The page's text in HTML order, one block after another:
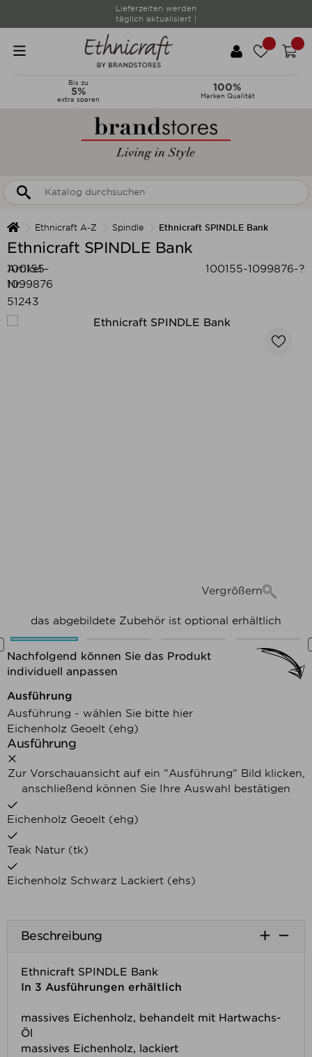
Lieferzeiten werden
täglich aktualisiert |
Bis zu
5%
extra sparen
100%
Marken Qualität
Ethnicraft A-Z Spindle Ethnicraft SPINDLE Bank
Ethnicraft SPINDLE Bank
Artikel-
Nr.:
51243
100155-
1099876
100155-1099876-?
Vergrößern
das abgebildete Zubehör ist optional erhältlich
Nachfolgend können Sie das Produkt
individuell anpassen
Nachfolgend können Sie das
Ausführung
Ausführung - wählen Sie bitte hier
Eichenholz Geoelt (ehg)
Ausführung
Zur Vorschauansicht auf ein "Ausführung" Bild klicken,
anschließend können Sie Ihre Auswahl bestätigen
Eichenholz Geoelt (ehg)
Teak Natur (tk)
Eichenholz Schwarz Lackiert (ehs)
Beschreibung  
Ethnicraft SPINDLE Bank
In 3 Ausführungen erhältlich
massives Eichenholz, behandelt mit Hartwachs-
Öl
massives Eichenholz, lackiert